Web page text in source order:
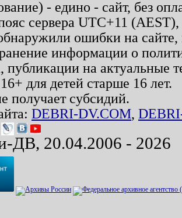
- едино - сайт, без
сервера UTC+11
ошибки на
информации о
публикации на актуальные
для детей старше 16 лет.
получает субсидий.
DEBRI-DV.COM,
ДВ, 20.04.2006 - 2026